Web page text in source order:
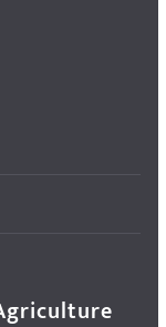
Agriculture